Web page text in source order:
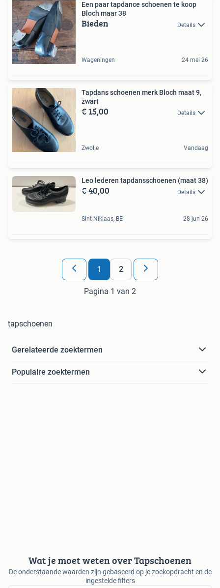
Een paar tapdance schoenen te koop
Bloch maar 38
Bieden Details
Wageningen 24 mei 26
Tapdans schoenen merk Bloch maat 9,
zwart
€ 15,00 Details
Zwolle Vandaag
Leo lederen tapdansschoenen (maat 38)
€ 40,00 Details
Sint-Niklaas, BE 28 jun 26
1 2
Pagina 1 van 2
tapschoenen
Gerelateerde zoektermen
Populaire zoektermen
Wat je moet weten over Tapschoenen
De onderstaande waarden zijn gebaseerd op je zoekopdracht en de
ingestelde filters